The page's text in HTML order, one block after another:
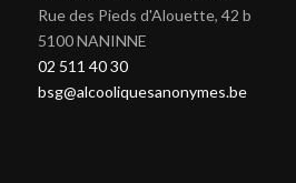
Rue des Pieds d'Alouette, 42 b
5100 NANINNE
02 511 40 30
bsg@alcooliquesanonymes.be